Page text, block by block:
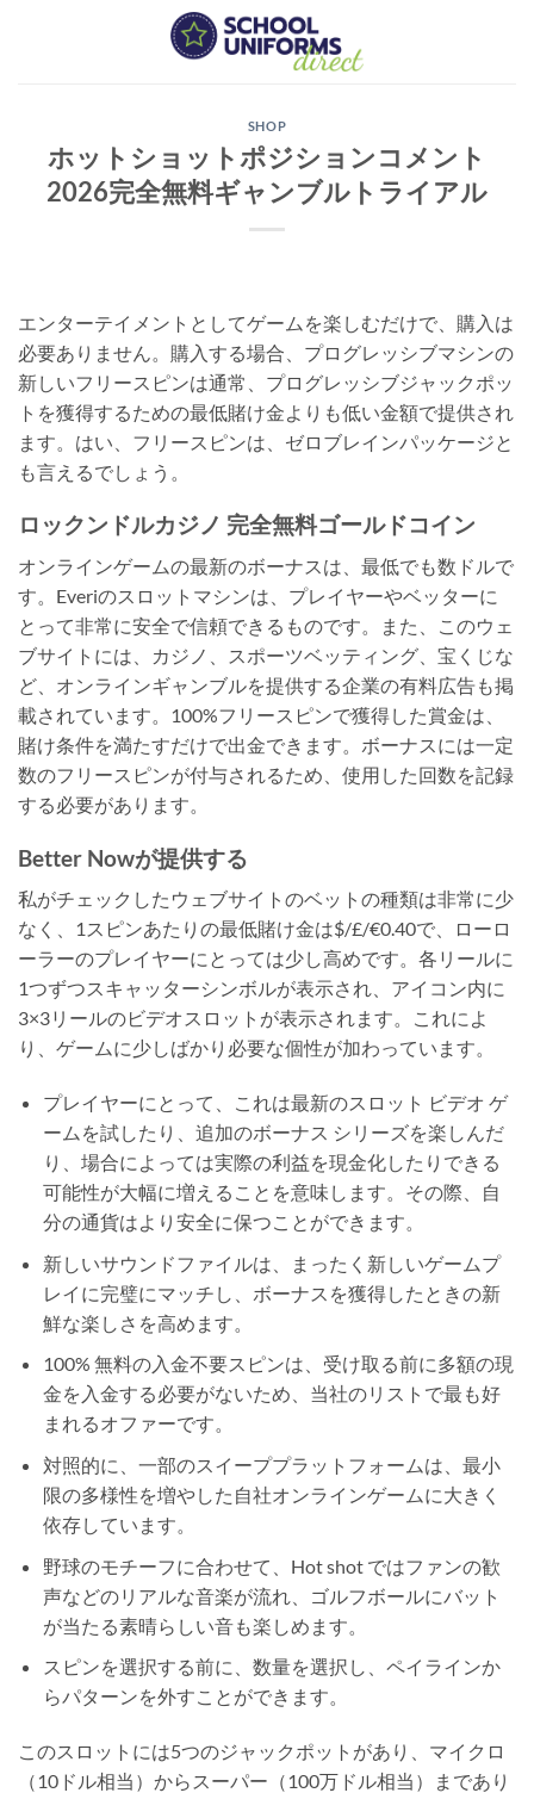
SHOP
ホットショットポジションコメント
2026完全無料ギャンブルトライアル
エンターテイメントとしてゲームを楽しむだけで、購入は
必要ありません。購入する場合、プログレッシブマシンの
新しいフリースピンは通常、プログレッシブジャックポッ
トを獲得するための最低賭け金よりも低い金額で提供され
ます。はい、フリースピンは、ゼロブレインパッケージと
も言えるでしょう。
ロックンドルカジノ 完全無料ゴールドコイン
オンラインゲームの最新のボーナスは、最低でも数ドルで
す。Everiのスロットマシンは、プレイヤーやベッターに
とって非常に安全で信頼できるものです。また、このウェ
ブサイトには、カジノ、スポーツベッティング、宝くじな
ど、オンラインギャンブルを提供する企業の有料広告も掲
載されています。100%フリースピンで獲得した賞金は、
賭け条件を満たすだけで出金できます。ボーナスには一定
数のフリースピンが付与されるため、使用した回数を記録
する必要があります。
Better Nowが提供する
私がチェックしたウェブサイトのベットの種類は非常に少
なく、1スピンあたりの最低賭け金は$/£/€0.40で、ローロ
ーラーのプレイヤーにとっては少し高めです。各リールに
1つずつスキャッターシンボルが表示され、アイコン内に
3×3リールのビデオスロットが表示されます。これによ
り、ゲームに少しばかり必要な個性が加わっています。
プレイヤーにとって、これは最新のスロット ビデオ ゲ
ームを試したり、追加のボーナス シリーズを楽しんだ
り、場合によっては実際の利益を現金化したりできる
可能性が大幅に増えることを意味します。その際、自
分の通貨はより安全に保つことができます。
新しいサウンドファイルは、まったく新しいゲームプ
レイに完璧にマッチし、ボーナスを獲得したときの新
鮮な楽しさを高めます。
100% 無料の入金不要スピンは、受け取る前に多額の現
金を入金する必要がないため、当社のリストで最も好
まれるオファーです。
対照的に、一部のスイーププラットフォームは、最小
限の多様性を増やした自社オンラインゲームに大きく
依存しています。
野球のモチーフに合わせて、Hot shot ではファンの歓
声などのリアルな音楽が流れ、ゴルフボールにバット
が当たる素晴らしい音も楽しめます。
スピンを選択する前に、数量を選択し、ペイラインか
らパターンを外すことができます。
このスロットには5つのジャックポットがあり、マイクロ
（10ドル相当）からスーパー（100万ドル相当）まであり